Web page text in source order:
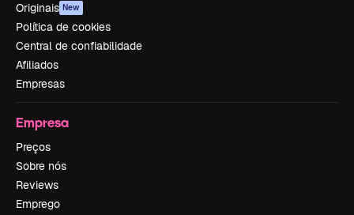
Originais New
Política de cookies
Central de confiabilidade
Afiliados
Empresas
Empresa
Preços
Sobre nós
Reviews
Emprego